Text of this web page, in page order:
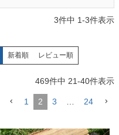
3件中 1-3件表示
新着順 レビュー順
469件中 21-40件表示
1 2 3 24